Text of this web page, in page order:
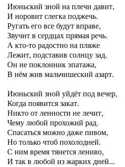
Июньский зной на плечи давит,
И норовит слегка поджечь.
Ругать его все будут вправе,
Звучит в сердцах прямая речь.
А кто-то радостно на пляже
Лежит, подставив солнцу зад.
Он не поклонник эпатажа,
В нём жив мальчишеский азарт.
Июньский зной уйдёт под вечер,
Когда появится закат.
Никто от ленности не лечит,
Чему любой прохожий рад.
Спасаться можно даже пивом,
Но только чтоб похолодней.
С ним время тянется лениво,
И так в любой из жарких дней...